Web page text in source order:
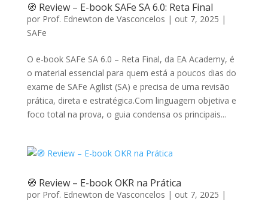
🧭 Review – E-book SAFe SA 6.0: Reta Final
por Prof. Ednewton de Vasconcelos | out 7, 2025 |
SAFe
O e-book SAFe SA 6.0 – Reta Final, da EA Academy, é
o material essencial para quem está a poucos dias do
exame de SAFe Agilist (SA) e precisa de uma revisão
prática, direta e estratégica.Com linguagem objetiva e
foco total na prova, o guia condensa os principais...
🧭 Review – E-book OKR na Prática
por Prof. Ednewton de Vasconcelos | out 7, 2025 |